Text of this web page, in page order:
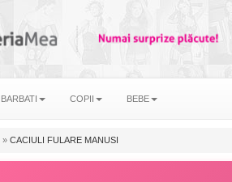
BARBATI COPII BEBE
» CACIULI FULARE MANUSI